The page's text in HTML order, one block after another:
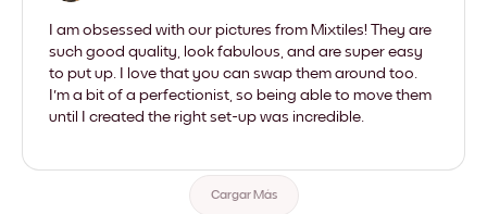
I am obsessed with our pictures from Mixtiles! They are
such good quality, look fabulous, and are super easy
to put up. I love that you can swap them around too.
I'm a bit of a perfectionist, so being able to move them
until I created the right set-up was incredible.
Cargar Más